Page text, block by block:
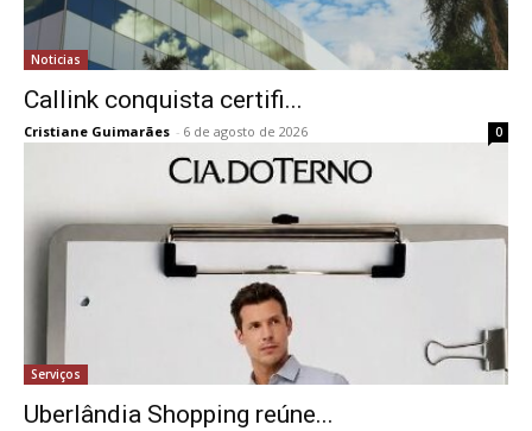
Noticias
Callink conquista certifi...
Cristiane Guimarães - 6 de agosto de 2026 0
Serviços
Uberlândia Shopping reúne...